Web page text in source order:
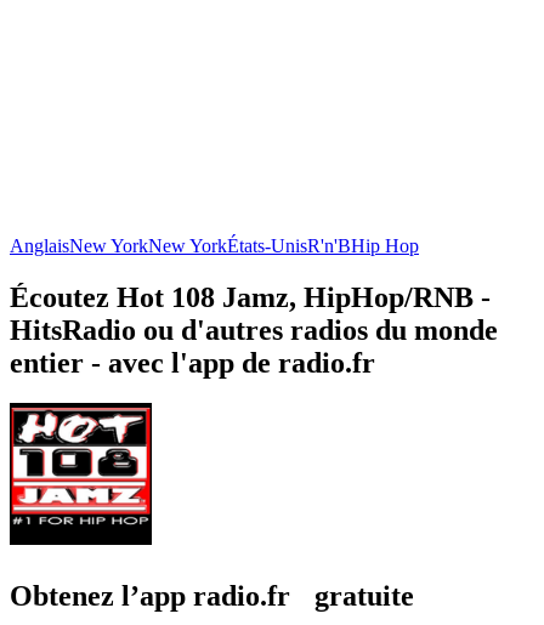
AnglaisNew YorkNew YorkÉtats-UnisR'n'BHip Hop
Écoutez Hot 108 Jamz, HipHop/RNB -
HitsRadio ou d'autres radios du monde
entier - avec l'app de radio.fr
Obtenez l’app radio.fr gratuite